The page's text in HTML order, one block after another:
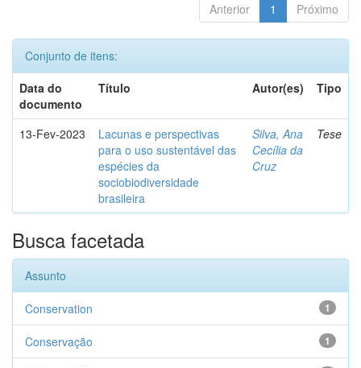
Anterior 1 Próximo
Conjunto de itens:
Data do
documento
Título Autor(es) Tipo
13-Fev-2023
Lacunas e perspectivas
para o uso sustentável das
espécies da
sociobiodiversidade
brasileira
Silva, Ana
Cecília da
Cruz
Tese
Busca facetada
Assunto
1
Conservation
1
Conservação